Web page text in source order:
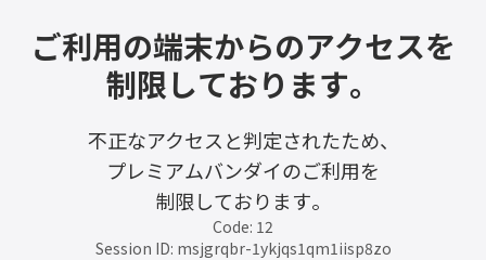
ご利用の端末からのアクセスを
制限しております。
不正なアクセスと判定されたため、
プレミアムバンダイのご利用を
制限しております。
Code: 12
Session ID: msjgrqbr-1ykjqs1qm1iisp8zo